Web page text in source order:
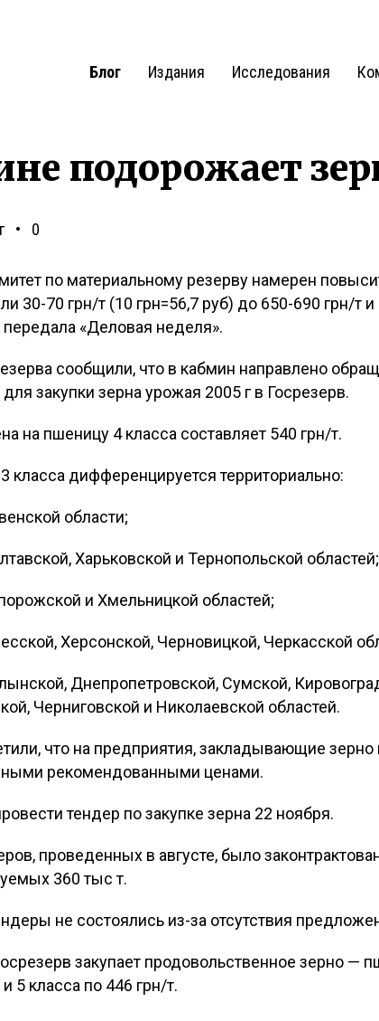
Блог Издания Исследования
подорожает
0
по материальному резерву намерен
30-70 грн/т (10 грн=56,7 руб) до 650-690 грн/т
передала «Деловая неделя».
сообщили, что в кабмин направлено
закупки зерна урожая 2005 г в Госрезерв.
на пшеницу 4 класса составляет 540 грн/т.
класса дифференцируется территориально:
области;
Харьковской и Тернопольской областей;
и Хмельницкой областей;
Херсонской, Черновицкой, Черкасской
Днепропетровской, Сумской,
Черниговской и Николаевской областей.
что на предприятия, закладывающие зерно
рекомендованными ценами.
тендер по закупке зерна 22 ноября.
проведенных в августе, было
360 тыс т.
не состоялись из-за отсутствия
закупает продовольственное зерно —
5 класса по 446 грн/т.